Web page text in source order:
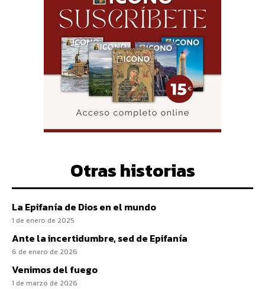
Otras historias
La Epifanía de Dios en el mundo
1 de enero de 2025
Ante la incertidumbre, sed de Epifanía
6 de enero de 2026
Venimos del fuego
1 de marzo de 2026